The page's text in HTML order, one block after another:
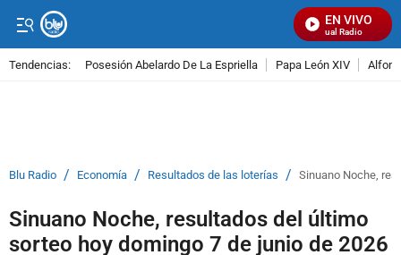
EN VIVO
Señal Visual Radio
Tendencias: Posesión Abelardo De La Espriella Papa León XIV
Blu Radio / Economía / Resultados de las loterías / Sinuano Noche,
Sinuano Noche, resultados del último
sorteo hoy domingo 7 de junio de 2026